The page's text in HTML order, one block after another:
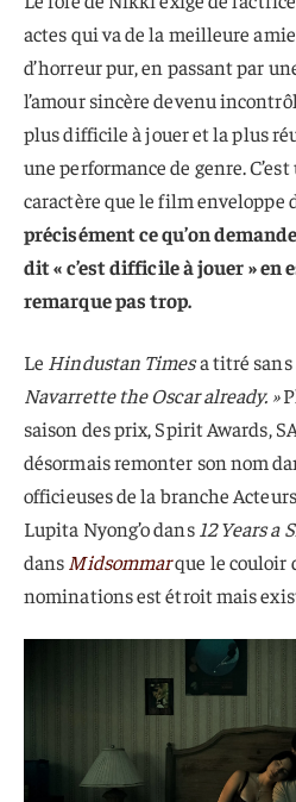
actes qui va de la meilleure
d’horreur pur, en passant par
l’amour sincère devenu
plus difficile à jouer et la plus
une performance de genre.
caractère que le film enveloppe
précisément ce qu’on
dit « c’est difficile à jouer » en
remarque pas trop.
Le Hindustan Timesa titré sans
Navarrette the Oscar already. »
saison des prix, Spirit Awards,
désormais remonter son nom
officieuses de la branche
Lupita Nyong’o dans 12 Years a
dans Midsommarque le couloir
nominations est étroit mais